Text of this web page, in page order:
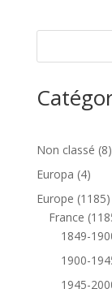
Non classé 88
Europa 44
Europe 1185
France
1849-
1900-
1945-